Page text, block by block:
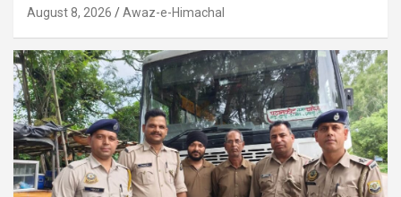
August 8, 2026 Awaz-e-Himachal